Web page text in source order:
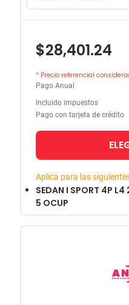
$28,401.24
* Precio referencial
Pago Anual
Incluido impuestos
Pago con tarjeta de crédito
Aplica para las
SEDAN I SPORT 4P
5 OCUP